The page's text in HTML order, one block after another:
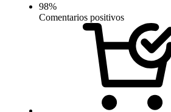
98%
Comentarios positivos